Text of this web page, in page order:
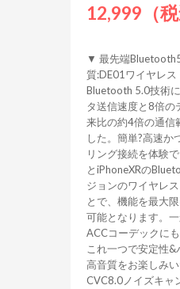
12,999（税
▼ 最先端
質:DE01ワイヤレ
Bluetooth 5.0技術
タ送信速度と8倍の
来比の約4倍の通信
した。簡単?高速か
リング接続を体験
とiPhoneXRの
ジョンのワイヤレ
とで、機能を最大
可能となります。一
ACCコーデックに
これ一つで安定性
高音質をお楽しみい
CVC8.0ノイズキャ